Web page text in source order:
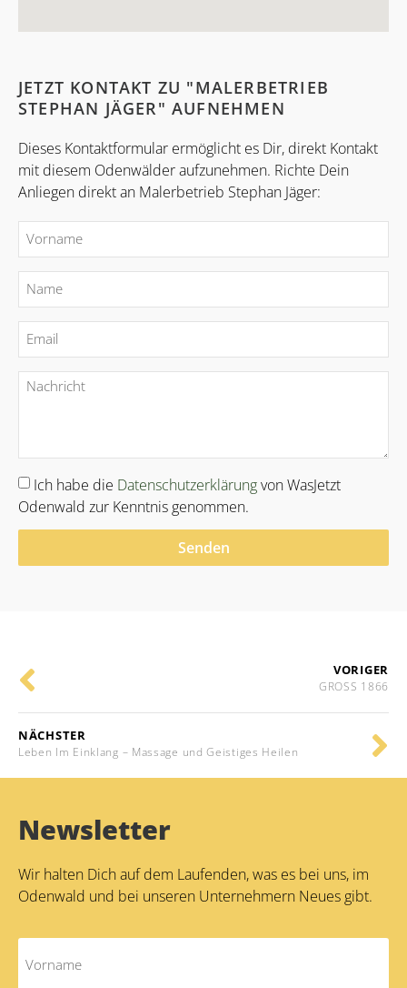
JETZT KONTAKT ZU "MALERBETRIEB
STEPHAN JÄGER" AUFNEHMEN
Dieses Kontaktformular ermöglicht es Dir, direkt Kontakt
mit diesem Odenwälder aufzunehmen. Richte Dein
Anliegen direkt an Malerbetrieb Stephan Jäger:
Ich habe die Datenschutzerklärungvon WasJetzt
Odenwald zur Kenntnis genommen.
Senden
VORIGER
GROSS 1866
NÄCHSTER
Leben Im Einklang – Massage und Geistiges Heilen
Newsletter
Wir halten Dich auf dem Laufenden, was es bei uns, im
Odenwald und bei unseren Unternehmern Neues gibt.